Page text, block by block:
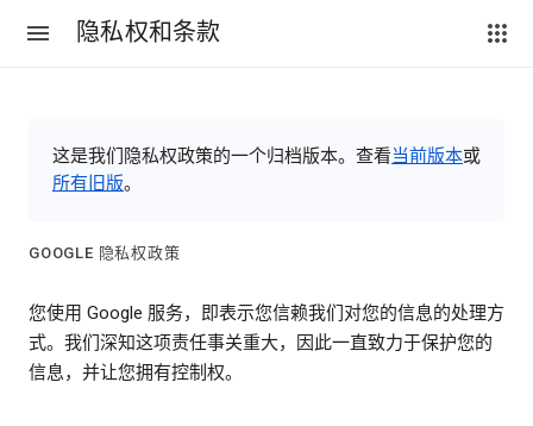
隐私权和条款
这是我们隐私权政策的一个归档版本。查看当前版本或
所有旧版。
GOOGLE 隐私权政策
您使用 Google 服务，即表示您信赖我们对您的信息的处理方
式。我们深知这项责任事关重大，因此一直致力于保护您的
信息，并让您拥有控制权。